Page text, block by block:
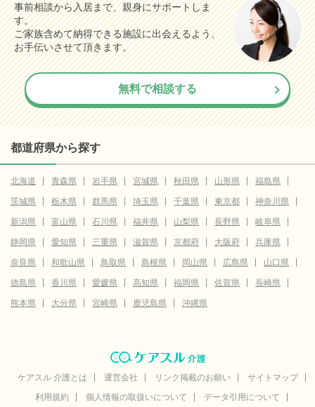
事前相談から入居まで、親身にサポートしま
す。
ご家族含めて納得できる施設に出会えるよう、
お手伝いさせて頂きます。
無料で相談する
都道府県から探す
北海道 青森県 岩手県 宮城県 秋田県 山形県
福島県
茨城県
栃木県 群馬県 埼玉県 千葉県 東京都
神奈川県
新潟県
富山県 石川県 福井県 山梨県 長野県
岐阜県
静岡県
愛知県 三重県 滋賀県 京都府 大阪府
兵庫県
奈良県
和歌山県 鳥取県 島根県 岡山県 広島県
山口県
徳島県
香川県 愛媛県 高知県 福岡県 佐賀県
長崎県
熊本県
大分県 宮崎県 鹿児島県 沖縄県
ケアスル 介護とは 運営会社 リンク掲載のお願い
サイトマップ
利用規約
個人情報の取扱いについて データ引用について